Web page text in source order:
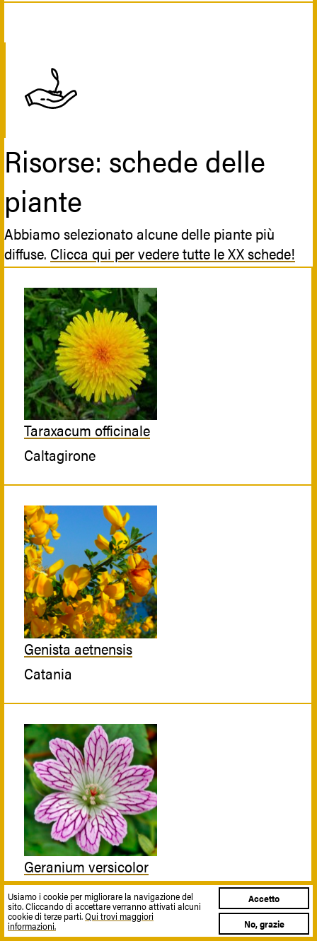
Risorse: schede delle
piante
Abbiamo selezionato alcune delle piante più
diffuse. Clicca qui per vedere tutte le XX schede!
Taraxacum officinale
Caltagirone
Genista aetnensis
Catania
Geranium versicolor
Militello in Val di Catania
Usiamo i cookie per migliorare la navigazione del
sito. Cliccando di accettare verranno attivati alcuni
cookie di terze parti.Qui trovi maggiori
informazioni.
Accetto
No, grazie